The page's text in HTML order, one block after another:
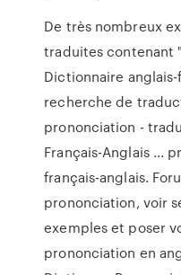
De très nombreux
traduites contenant
Dictionnaire
recherche de
prononciation -
Français-Anglais ...
français-anglais.
prononciation, voir
exemples et poser
prononciation en